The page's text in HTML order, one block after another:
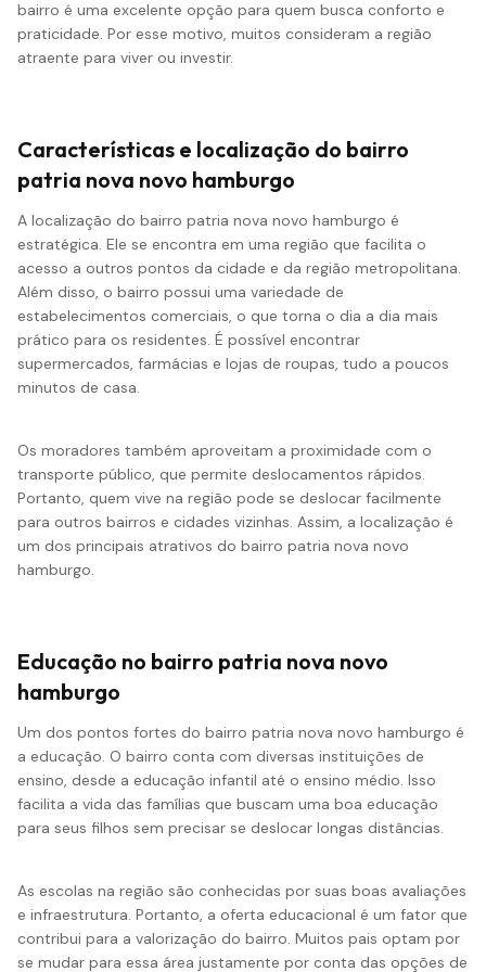
bairro é uma excelente opção para quem busca conforto e
praticidade. Por esse motivo, muitos consideram a região
atraente para viver ou investir.
Características e localização do bairro
patria nova novo hamburgo
A localização do bairro patria nova novo hamburgo é
estratégica. Ele se encontra em uma região que facilita o
acesso a outros pontos da cidade e da região metropolitana.
Além disso, o bairro possui uma variedade de
estabelecimentos comerciais, o que torna o dia a dia mais
prático para os residentes. É possível encontrar
supermercados, farmácias e lojas de roupas, tudo a poucos
minutos de casa.
Os moradores também aproveitam a proximidade com o
transporte público, que permite deslocamentos rápidos.
Portanto, quem vive na região pode se deslocar facilmente
para outros bairros e cidades vizinhas. Assim, a localização é
um dos principais atrativos do bairro patria nova novo
hamburgo.
Educação no bairro patria nova novo
hamburgo
Um dos pontos fortes do bairro patria nova novo hamburgo é
a educação. O bairro conta com diversas instituições de
ensino, desde a educação infantil até o ensino médio. Isso
facilita a vida das famílias que buscam uma boa educação
para seus filhos sem precisar se deslocar longas distâncias.
As escolas na região são conhecidas por suas boas avaliações
e infraestrutura. Portanto, a oferta educacional é um fator que
contribui para a valorização do bairro. Muitos pais optam por
se mudar para essa área justamente por conta das opções de